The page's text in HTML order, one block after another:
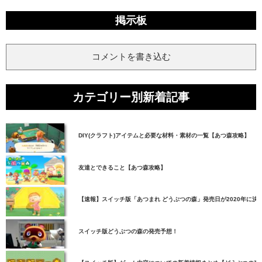
掲示板
コメントを書き込む
カテゴリー別新着記事
DIY(クラフト)アイテムと必要な材料・素材の一覧【あつ森攻略】
友達とできること【あつ森攻略】
【速報】スイッチ版「あつまれ どうぶつの森」発売日が2020年に決
スイッチ版どうぶつの森の発売予想！